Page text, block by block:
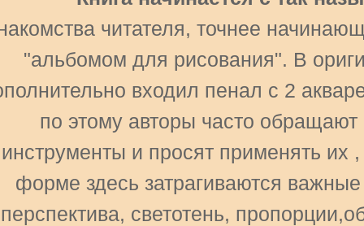
читателя, точнее
"альбомом для рисования". В
входил пенал с 2
по этому авторы часто обращают
инструменты и просят применять их
форме здесь затрагиваются
перспектива, светотень,